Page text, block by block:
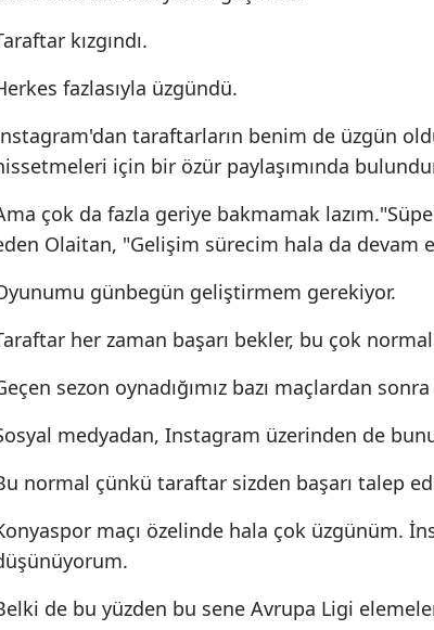
kızgındı.
fazlasıyla üzgündü.
taraftarların benim de üzgün
için bir özür paylaşımında
çok da fazla geriye bakmamak
Olaitan, "Gelişim sürecim hala da devam
günbegün geliştirmem gerekiyor.
her zaman başarı bekler, bu çok
sezon oynadığımız bazı maçlardan
medyadan, Instagram üzerinden de
normal çünkü taraftar sizden başarı talep
maçı özelinde hala çok üzgünüm.
de bu yüzden bu sene Avrupa Ligi